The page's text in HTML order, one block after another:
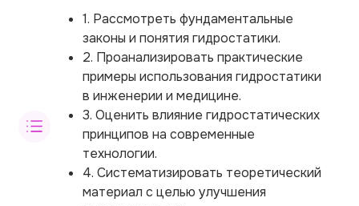
1. Рассмотреть фундаментальные
законы и понятия гидростатики.
2. Проанализировать практические
примеры использования гидростатики
в инженерии и медицине.
3. Оценить влияние гидростатических
принципов на современные
технологии.
4. Систематизировать теоретический
материал с целью улучшения